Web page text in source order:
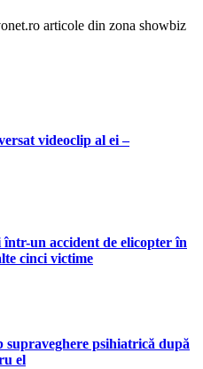
articole din zona showbiz
videoclip al ei –
un accident de elicopter în
cinci victime
psihiatrică după
el